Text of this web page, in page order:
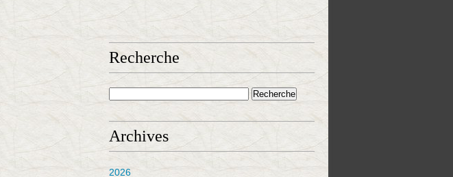
Recherche
Archives
2026